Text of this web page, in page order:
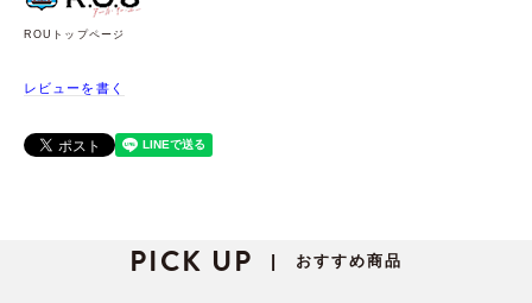
ROUトップページ
レビューを書く
PICK UP | おすすめ商品